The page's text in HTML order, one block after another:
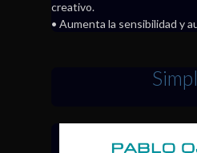
creativo.
• Aumenta la sensibilidad y